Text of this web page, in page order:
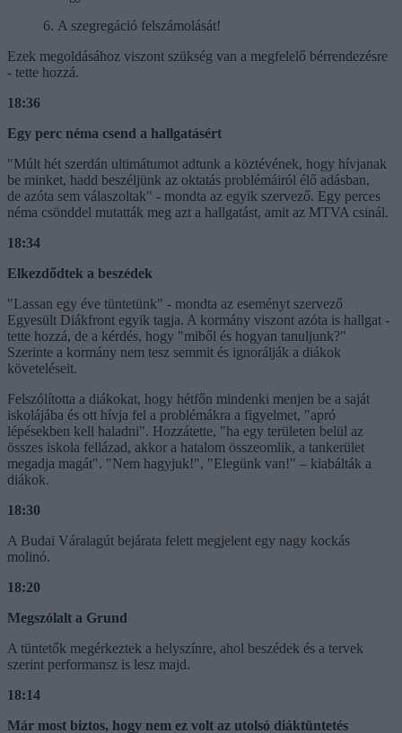
6. A szegregáció felszámolását!
Ezek megoldásához viszont szükség van a megfelelő bérrendezésre
- tette hozzá.
18:36
Egy perc néma csend a hallgatásért
"Múlt hét szerdán ultimátumot adtunk a köztévének, hogy hívjanak
be minket, hadd beszéljünk az oktatás problémáiról élő adásban,
de azóta sem válaszoltak" - mondta az egyik szervező. Egy perces
néma csönddel mutatták meg azt a hallgatást, amit az MTVA csinál.
18:34
Elkezdődtek a beszédek
"Lassan egy éve tüntetünk" - mondta az eseményt szervező
Egyesült Diákfront egyik tagja. A kormány viszont azóta is hallgat -
tette hozzá, de a kérdés, hogy "miből és hogyan tanuljunk?"
Szerinte a kormány nem tesz semmit és ignorálják a diákok
követeléseit.
Felszólította a diákokat, hogy hétfőn mindenki menjen be a saját
iskolájába és ott hívja fel a problémákra a figyelmet, "apró
lépésekben kell haladni". Hozzátette, "ha egy területen belül az
összes iskola fellázad, akkor a hatalom összeomlik, a tankerület
megadja magát". "Nem hagyjuk!", "Elegünk van!" – kiabálták a
diákok.
18:30
A Budai Váralagút bejárata felett megjelent egy nagy kockás
molinó.
18:20
Megszólalt a Grund
A tüntetők megérkeztek a helyszínre, ahol beszédek és a tervek
szerint performansz is lesz majd.
18:14
Már most biztos, hogy nem ez volt az utolsó diáktüntetés